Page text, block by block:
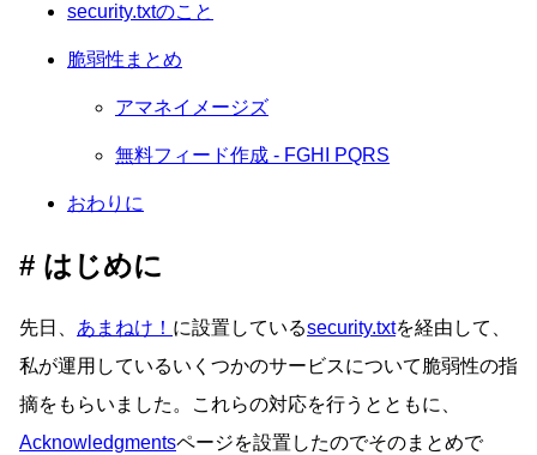
security.txtのこと
脆弱性まとめ
アマネイメージズ
無料フィード作成 - FGHI PQRS
おわりに
はじめに
先日、 あまねけ！ に設置しているsecurity.txtを経由して、
私が運用しているいくつかのサービスについて脆弱性の指
摘をもらいました。これらの対応を行うとともに、
Acknowledgmentsページを設置したのでそのまとめで